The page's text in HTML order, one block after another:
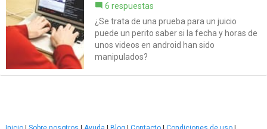
6 respuestas
¿Se trata de una prueba para un juicio
puede un perito saber si la fecha y horas de
unos videos en android han sido
manipulados?